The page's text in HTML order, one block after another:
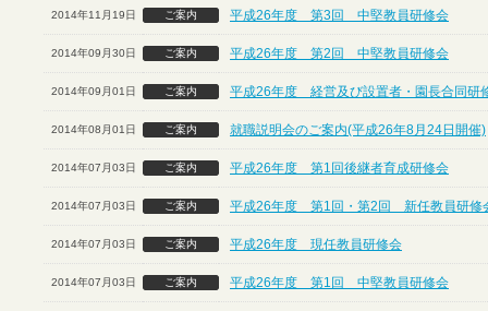
2014年11月19日 ご案内 平成26年度 第3回 中堅教員研修会
2014年09月30日 ご案内 平成26年度 第2回 中堅教員研修会
2014年09月01日 ご案内 平成26年度 経営及び設置者・園長合同研
2014年08月01日 ご案内 就職説明会のご案内(平成26年8月24日開催)
2014年07月03日 ご案内 平成26年度 第1回後継者育成研修会
2014年07月03日 ご案内 平成26年度 第1回・第2回 新任教員研修
2014年07月03日 ご案内 平成26年度 現任教員研修会
2014年07月03日 ご案内 平成26年度 第1回 中堅教員研修会